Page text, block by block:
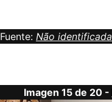
Fuente: Não identificada
Imagen 15 de 20 -